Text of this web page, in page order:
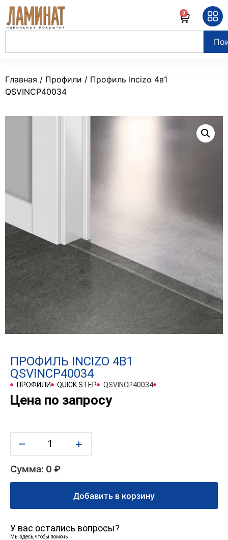
0
Главная / Профили / Профиль Incizo 4в1
QSVINCP40034
ПРОФИЛЬ INCIZO 4В1
QSVINCP40034
ПРОФИЛИ QUICK STEP QSVINCP40034
Цена по запросу
– +
Сумма: 0 ₽
Добавить в корзину
У вас остались вопросы?
Мы здесь, чтобы помочь